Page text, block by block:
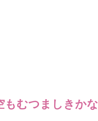
もむつましきかな